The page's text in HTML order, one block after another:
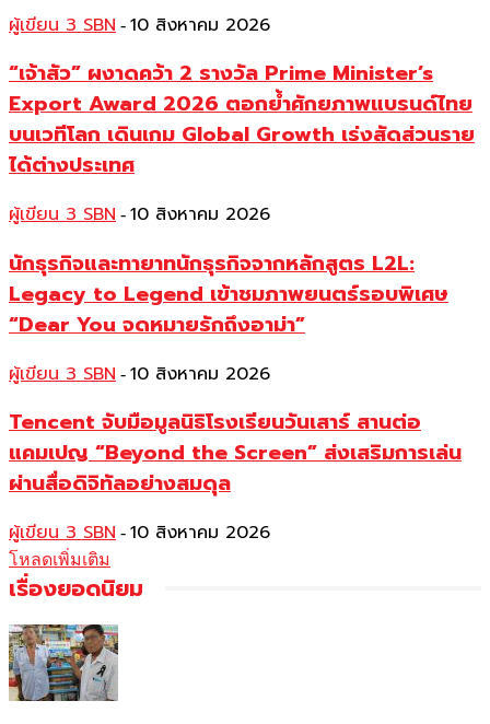
ผู้เขียน 3 SBN - 10 สิงหาคม 2026
“เจ้าสัว” ผงาดคว้า 2 รางวัล Prime Minister’s
Export Award 2026 ตอกย้ำศักยภาพแบรนด์ไทย
บนเวทีโลก เดินเกม Global Growth เร่งสัดส่วนราย
ได้ต่างประเทศ
ผู้เขียน 3 SBN - 10 สิงหาคม 2026
นักธุรกิจและทายาทนักธุรกิจจากหลักสูตร L2L:
Legacy to Legend เข้าชมภาพยนตร์รอบพิเศษ
“Dear You จดหมายรักถึงอาม่า”
ผู้เขียน 3 SBN - 10 สิงหาคม 2026
Tencent จับมือมูลนิธิโรงเรียนวันเสาร์ สานต่อ
แคมเปญ “Beyond the Screen” ส่งเสริมการเล่น
ผ่านสื่อดิจิทัลอย่างสมดุล
ผู้เขียน 3 SBN - 10 สิงหาคม 2026
โหลดเพิ่มเติม
เรื่องยอดนิยม